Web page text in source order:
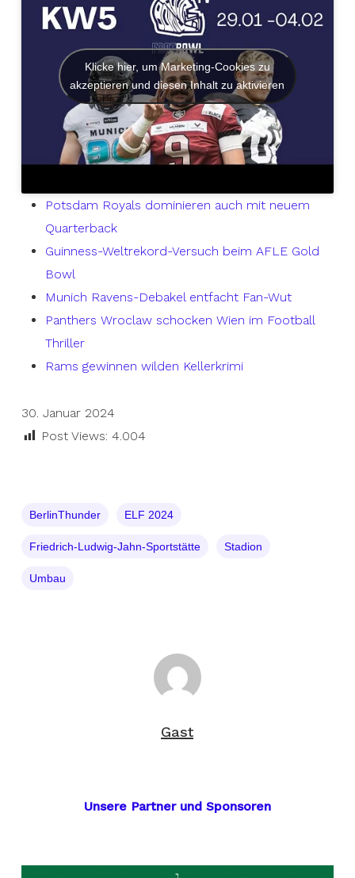
Klicke hier, um Marketing-Cookies zu
akzeptieren und diesen Inhalt zu aktivieren
Potsdam Royals dominieren auch mit neuem
Quarterback
Guinness-Weltrekord-Versuch beim AFLE Gold
Bowl
Munich Ravens-Debakel entfacht Fan-Wut
Panthers Wroclaw schocken Wien im Football
Thriller
Rams gewinnen wilden Kellerkrimi
30. Januar 2024
Post Views: 4.004
BerlinThunder ELF 2024
Friedrich-Ludwig-Jahn-Sportstätte Stadion
Umbau
Gast
Unsere Partner und Sponsoren